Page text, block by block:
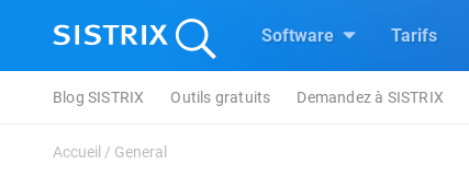
Software Tarifs
Blog SISTRIX Outils gratuits Demandez à SISTRIX
Accueil / General